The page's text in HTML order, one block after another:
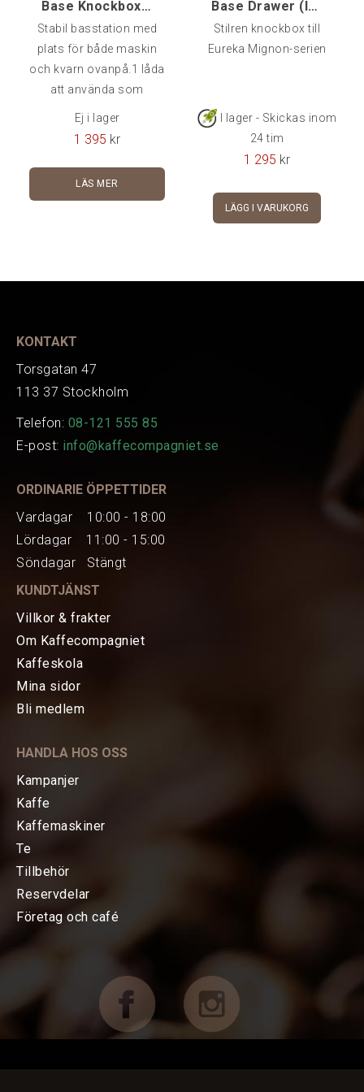
HEM
TE
KAFFEMASKINER
Baristatillbehör
Choklad mm
Böcker & Kort
Base Knockbox 2 lådor
Stabil basstation med
plats för både maskin
och kvarn ovanpå.1 låda
att använda som
förvaringslåda.Mått:
48x32x7,5 cm (BxDxH).
Ej i lager
1 395 kr
LÄS MER
Base Drawer (låda), Eureka Mignon
Stilren knockbox till
Eureka Mignon-serien
I lager - Skickas inom
24 tim
1 295 kr
LÄGG I VARUKORG
KONTAKT
Torsgatan 47
113 37 Stockholm
Telefon: 08-121 555 85
E-post: info@kaffecompagniet.se
ORDINARIE ÖPPETTIDER
Vardagar 10:00 - 18:00
Lördagar 11:00 - 15:00
Söndagar Stängt
KUNDTJÄNST
Villkor & frakter
Om Kaffecompagniet
Kaffeskola
Mina sidor
Bli medlem
HANDLA HOS OSS
Kampanjer
Kaffe
Kaffemaskiner
Te
Tillbehör
Reservdelar
Företag och café